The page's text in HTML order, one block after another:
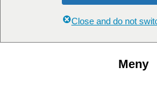
Close and do not
Meny